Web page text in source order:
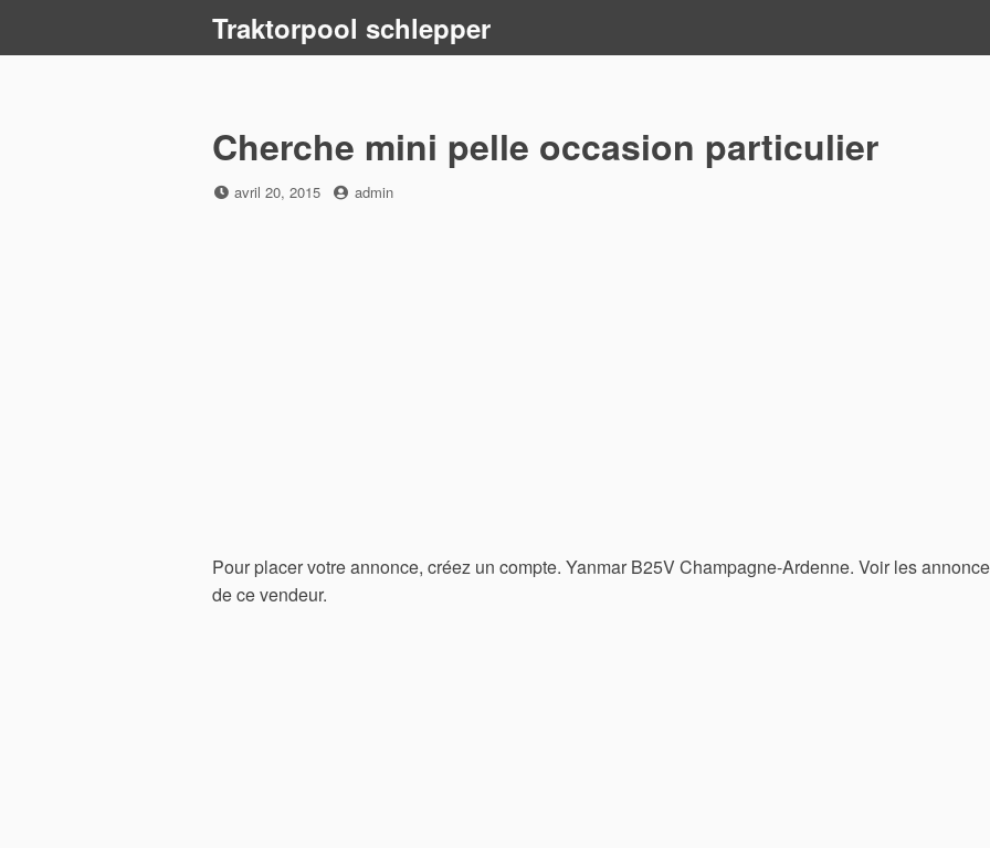
Traktorpool schlepper
Cherche mini pelle occasion particulier
Posted
avril 20, 2015 by
admin
Pour placer votre annonce, créez un compte. Yanmar B25V Champagne-Ardenne. Voir les
de ce vendeur.